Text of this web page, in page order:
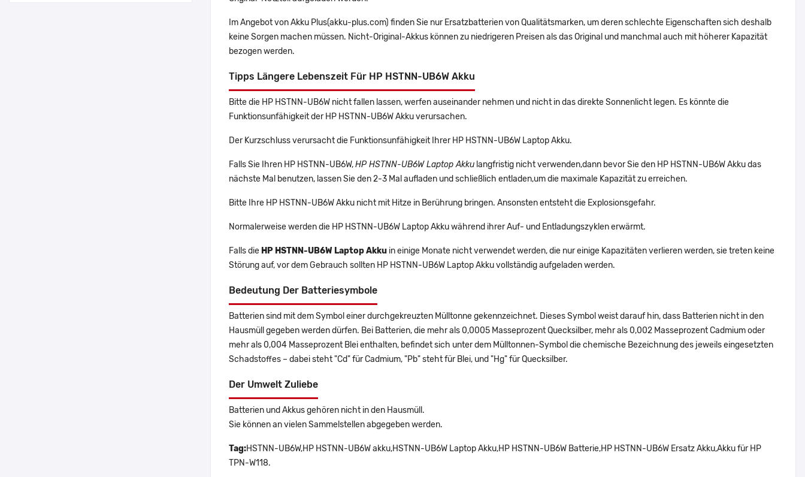
Im Angebot von Akku Plus(akku-plus.com) finden Sie nur Ersatzbatterien von Qualitätsmarken, um deren schlechte Eigenschaften sich deshalb
keine Sorgen machen müssen. Nicht-Original-Akkus können zu niedrigeren Preisen als das Original und manchmal auch mit höherer Kapazität
bezogen werden.
Tipps Längere Lebenszeit Für HP HSTNN-UB6W Akku
Bitte die HP HSTNN-UB6W nicht fallen lassen, werfen auseinander nehmen und nicht in das direkte Sonnenlicht legen. Es könnte die
Funktionsunfähigkeit der HP HSTNN-UB6W Akku verursachen.
Der Kurzschluss verursacht die Funktionsunfähigkeit Ihrer HP HSTNN-UB6W Laptop Akku.
Falls Sie Ihren HP HSTNN-UB6W,HP HSTNN-UB6W Laptop Akku langfristig nicht verwenden,dann bevor Sie den HP HSTNN-UB6W Akku das
nächste Mal benutzen, lassen Sie den 2-3 Mal aufladen und schließlich entladen,um die maximale Kapazität zu erreichen.
Bitte Ihre HP HSTNN-UB6W Akku nicht mit Hitze in Berührung bringen. Ansonsten entsteht die Explosionsgefahr.
Normalerweise werden die HP HSTNN-UB6W Laptop Akku während ihrer Auf- und Entladungszyklen erwärmt.
Falls die HP HSTNN-UB6W Laptop Akku in einige Monate nicht verwendet werden, die nur einige Kapazitäten verlieren werden, sie treten keine
Störung auf, vor dem Gebrauch sollten HP HSTNN-UB6W Laptop Akku vollständig aufgeladen werden.
Bedeutung Der Batteriesymbole
Batterien sind mit dem Symbol einer durchgekreuzten Mülltonne gekennzeichnet. Dieses Symbol weist darauf hin, dass Batterien nicht in den
Hausmüll gegeben werden dürfen. Bei Batterien, die mehr als 0,0005 Masseprozent Quecksilber, mehr als 0,002 Masseprozent Cadmium oder
mehr als 0,004 Masseprozent Blei enthalten, befindet sich unter dem Mülltonnen-Symbol die chemische Bezeichnung des jeweils eingesetzten
Schadstoffes – dabei steht "Cd" für Cadmium, "Pb" steht für Blei, und "Hg" für Quecksilber.
Der Umwelt Zuliebe
Batterien und Akkus gehören nicht in den Hausmüll.
Sie können an vielen Sammelstellen abgegeben werden.
Tag:HSTNN-UB6W,HP HSTNN-UB6W akku,HSTNN-UB6W Laptop Akku,HP HSTNN-UB6W Batterie,HP HSTNN-UB6W Ersatz Akku,Akku für HP
TPN-W118.